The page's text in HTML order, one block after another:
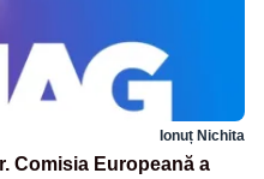
Ionuț Nichita
Comisia Europeană a